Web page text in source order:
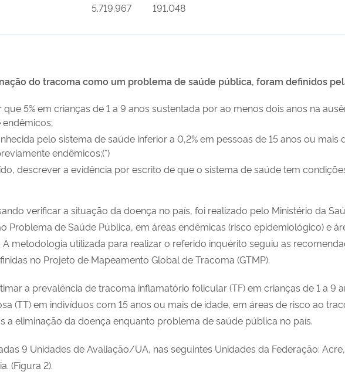
5.719.967 191.048
do tracoma como um problema de saúde pública, foram definidos
5% em crianças de 1 a 9 anos sustentada por ao menos dois anos na
pelo sistema de saúde inferior a 0,2% em pessoas de 15 anos ou
endêmicos;(*)
descrever a evidência por escrito de que o sistema de saúde tem
verificar a situação da doença no país, foi realizado pelo Ministério da
Problema de Saúde Pública, em áreas endêmicas (risco epidemiológico) e
A metodologia utilizada para realizar o referido inquérito seguiu as
no Projeto de Mapeamento Global de Tracoma (GTMP).
a prevalência de tracoma inflamatório folicular (TF) em crianças de 1 a 9
(TT) em indivíduos com 15 anos ou mais de idade, em áreas de risco ao
a eliminação da doença enquanto problema de saúde pública no país.
9 Unidades de Avaliação/UA, nas seguintes Unidades da Federação:
(Figura 2).